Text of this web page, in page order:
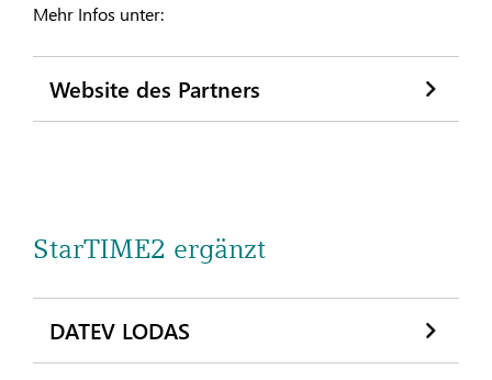
Mehr Infos unter:
Website des Partners
StarTIME2 ergänzt
DATEV LODAS